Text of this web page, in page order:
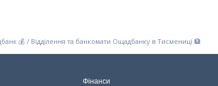
💰 / Відділення та банкомати Ощадбанку в Тисмениці 🏦
Фінанси